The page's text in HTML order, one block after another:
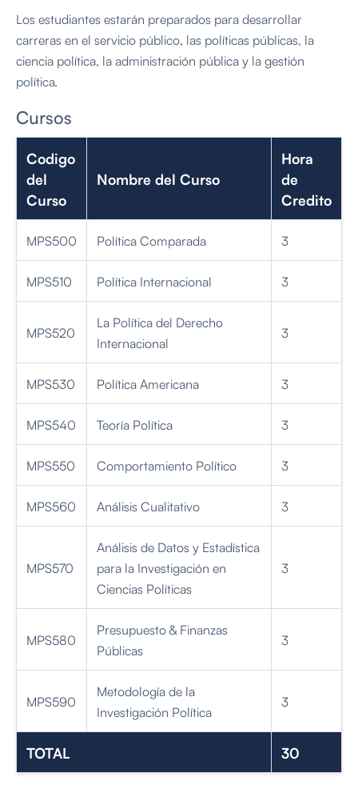
Los estudiantes estarán preparados para desarrollar
carreras en el servicio público, las políticas públicas, la
ciencia política, la administración pública y la gestión
política.
Cursos
Codigo
del
Curso
Nombre del Curso
Hora
de
Credito
MPS500 Política Comparada 3
MPS510 Política Internacional 3
MPS520
La Política del Derecho
Internacional
3
MPS530 Política Americana 3
MPS540 Teoría Política 3
MPS550 Comportamiento Político 3
MPS560 Análisis Cualitativo 3
MPS570
Análisis de Datos y Estadística
para la Investigación en
Ciencias Políticas
3
MPS580
Presupuesto & Finanzas
Públicas
3
MPS590
Metodología de la
Investigación Política
3
TOTAL 30